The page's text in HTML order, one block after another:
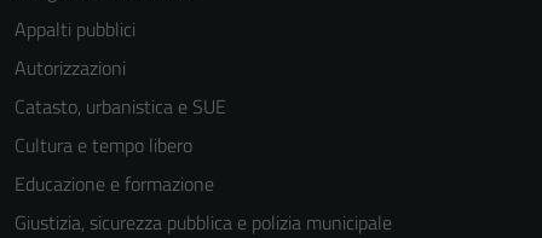
Appalti pubblici
Autorizzazioni
Catasto, urbanistica e SUE
Cultura e tempo libero
Educazione e formazione
Giustizia, sicurezza pubblica e polizia municipale